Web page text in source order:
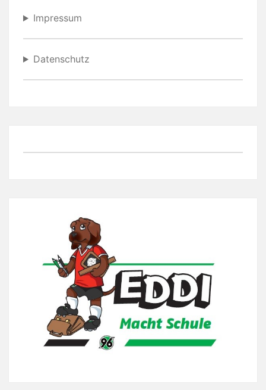
Impressum
Datenschutz